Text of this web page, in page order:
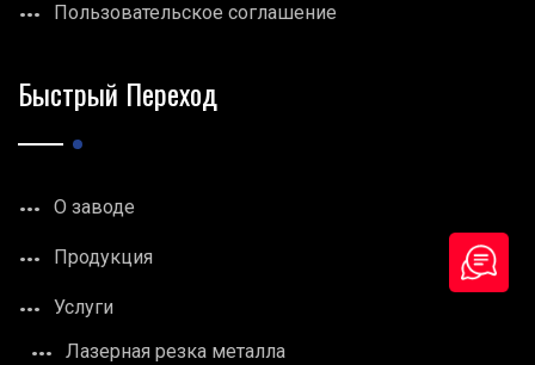
Пользовательское соглашение
Быстрый Переход
О заводе
Продукция
Услуги
Лазерная резка металла